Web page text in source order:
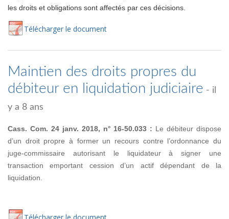
les droits et obligations sont affectés par ces décisions.
Télécharger le document
Maintien des droits propres du
débiteur en liquidation judiciaire - il
y a 8 ans
Cass. Com. 24 janv. 2018, n° 16-50.033 : Le débiteur dispose
d’un droit propre à former un recours contre l’ordonnance du
juge-commissaire autorisant le liquidateur à signer une
transaction emportant cession d’un actif dépendant de la
liquidation.